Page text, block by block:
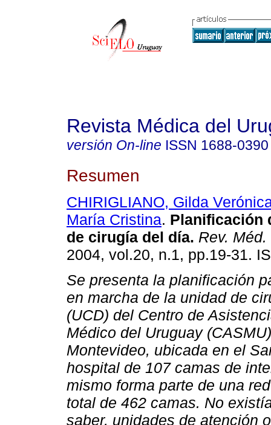
Revista Médica del
versión On-line ISSN 1688-0390
Resumen
CHIRIGLIANO, Gilda
María Cristina. Planificación
de cirugía del día. Rev. Méd.
2004, vol.20, n.1, pp.19-31.
Se presenta la planificación
en marcha de la unidad de
(UCD) del Centro de
Médico del Uruguay
Montevideo, ubicada en el
hospital de 107 camas de
mismo forma parte de una
total de 462 camas. No
saber, unidades de atención